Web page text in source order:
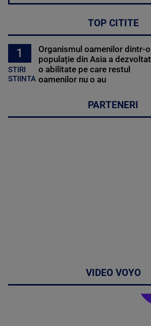
TOP CITITE
1
STIRI
STIINTA
Organismul oamenilor dintr-o
populație din Asia a dezvoltat
o abilitate pe care restul
oamenilor nu o au
PARTENERI
VIDEO VOYO